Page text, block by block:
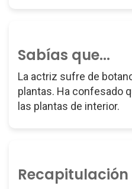
Sabías que...
La actriz sufre de
plantas. Ha confesado
las plantas de interior.
Recapitulación